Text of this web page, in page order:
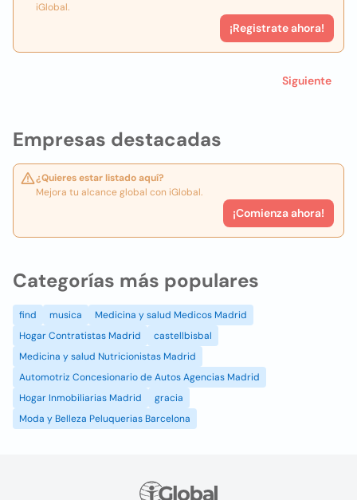
Empresas destacadas
¿Quieres estar listado aquí?
Mejora tu alcance global con iGlobal.
¡Comienza ahora!
iGlobal.
¡Registrate ahora!
Siguiente
Categorías más populares
find musica
Medicina y salud Medicos Madrid
Hogar Contratistas Madrid
castellbisbal
Medicina y salud Nutricionistas Madrid
Automotriz Concesionario de Autos Agencias Madrid
Hogar Inmobiliarias Madrid
gracia
Moda y Belleza Peluquerias Barcelona